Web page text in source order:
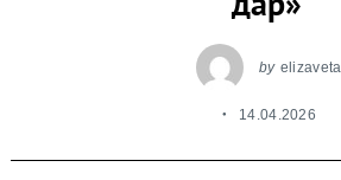
by elizaveta
14.04.2026